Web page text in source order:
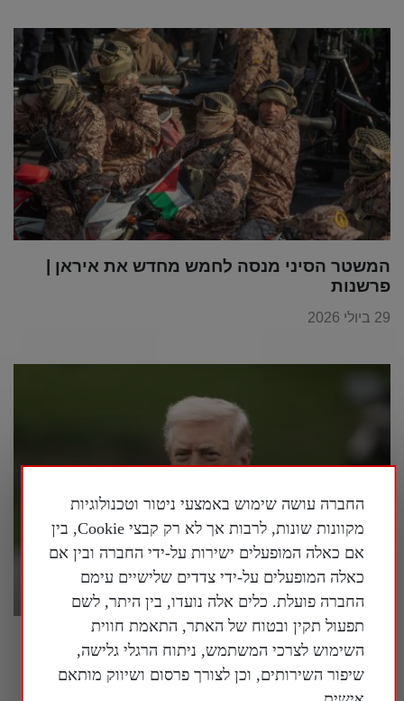
המשטר הסיני מנסה לחמש מחדש את איראן |
פרשנות
29 ביולי 2026
פרשן על המלחמה באיראן: "אסור לשכוח
שמטרתה של איראן היא להשתלט על העולם"
החברה עושה שימוש באמצעי ניטור וטכנולוגיות
מקוונות שונות, לרבות אך לא רק קבצי Cookie, בין
אם כאלה המופעלים ישירות על-ידי החברה ובין אם
כאלה המופעלים על-ידי צדדים שלישיים עימם
החברה פועלת. כלים אלה נועדו, בין היתר, לשם
תפעול תקין ובטוח של האתר, התאמת חווית
השימוש לצרכי המשתמש, ניתוח הרגלי גלישה,
שיפור השירותים, וכן לצורך פרסום ושיווק מותאם